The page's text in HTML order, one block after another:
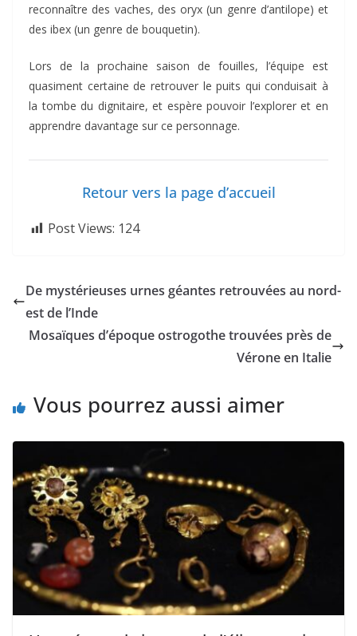
reconnaître des vaches, des oryx (un genre d’antilope) et
des ibex (un genre de bouquetin).
Lors de la prochaine saison de fouilles, l’équipe est
quasiment certaine de retrouver le puits qui conduisait à
la tombe du dignitaire, et espère pouvoir l’explorer et en
apprendre davantage sur ce personnage.
Retour vers la page d’accueil
Post Views: 124
De mystérieuses urnes géantes retrouvées au nord-
est de l’Inde
Mosaïques d’époque ostrogothe trouvées près de
Vérone en Italie
Vous pourrez aussi aimer